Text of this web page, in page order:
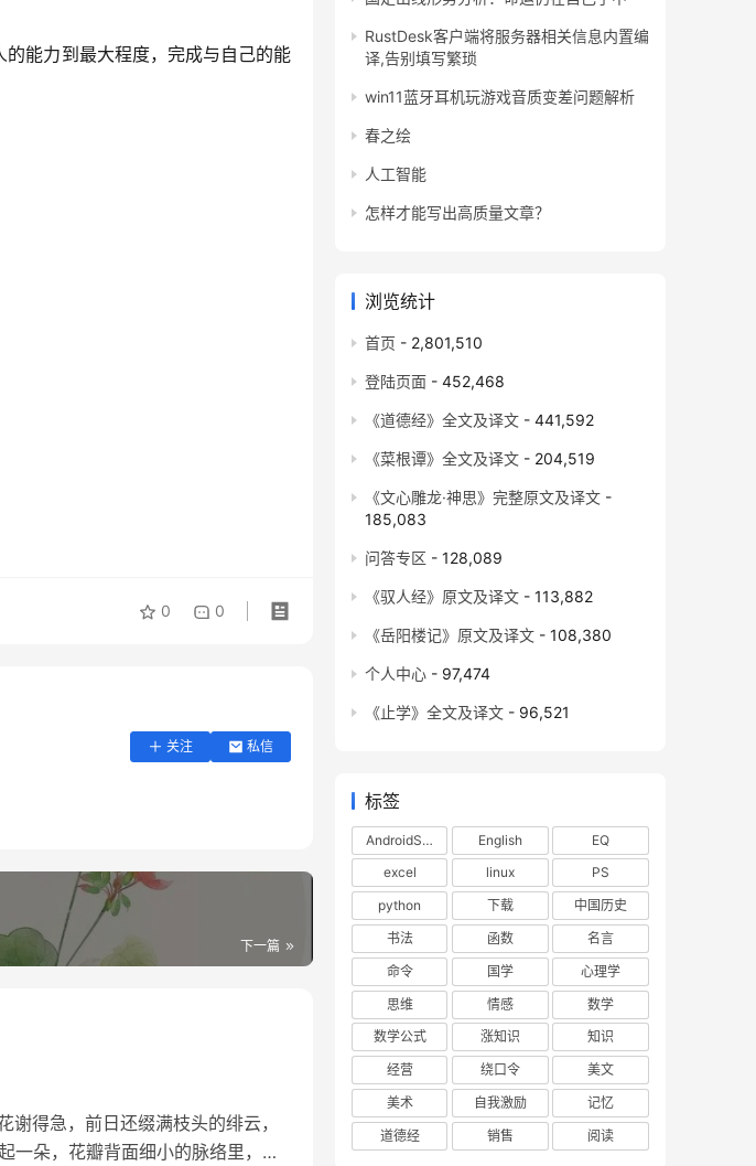
能力到最大程度，完成与自己的能
想所影响，在长达5000年的文化
度上的调换，即尊重需求和自我实
理需求从而满足尊重需求和自我实
0 0
关注 私信
下一篇
得急，前日还缀满枝头的绯云，
一朵，花瓣背面细小的脉络里，还
RustDesk客户端将服务器相关信息内置编
译,告别填写繁琐
win11蓝牙耳机玩游戏音质变差问题解析
春之绘
人工智能
怎样才能写出高质量文章？
浏览统计
首页 - 2,801,510
登陆页面 - 452,468
《道德经》全文及译文 - 441,592
《菜根谭》全文及译文 - 204,519
《文心雕龙·神思》完整原文及译文 -
185,083
问答专区 - 128,089
《驭人经》原文及译文 - 113,882
《岳阳楼记》原文及译文 - 108,380
个人中心 - 97,474
《止学》全文及译文 - 96,521
标签
AndroidStudio English
EQ
excel
linux
PS
python
下载
中国历史
书法
函数
名言
命令
国学
心理学
思维
情感
数学
数学公式
涨知识
知识
经营
绕口令
美文
美术
自我激励
记忆
道德经
销售 阅读